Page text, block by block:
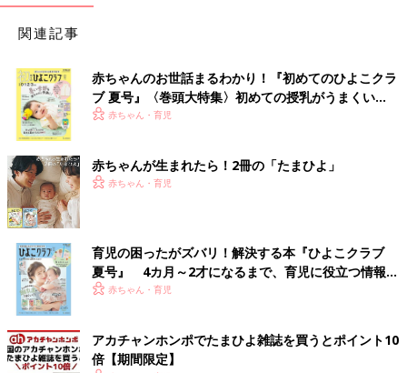
関連記事
赤ちゃんのお世話まるわかり！『初めてのひよこクラ
ブ 夏号』〈巻頭大特集〉初めての授乳がうまくい
く！ おっぱい・ミルクの基本と夏のトラブル 解決テ
赤ちゃん・育児
赤ちゃんが生まれたら！2冊の「たまひよ」
赤ちゃん・育児
育児の困ったがズバリ！解決する本『ひよこクラブ
夏号』 4カ月～2才になるまで、育児に役立つ情報が
いっぱい！
赤ちゃん・育児
アカチャンホンポでたまひよ雑誌を買うとポイント10
倍【期間限定】